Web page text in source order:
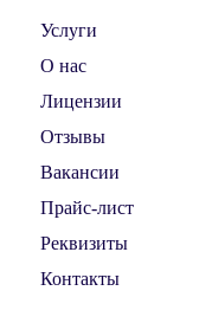
Услуги
О нас
Лицензии
Отзывы
Вакансии
Прайс-лист
Реквизиты
Контакты